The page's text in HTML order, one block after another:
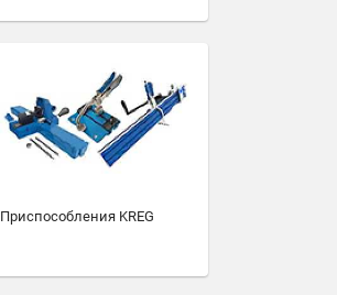
Приспособления KREG